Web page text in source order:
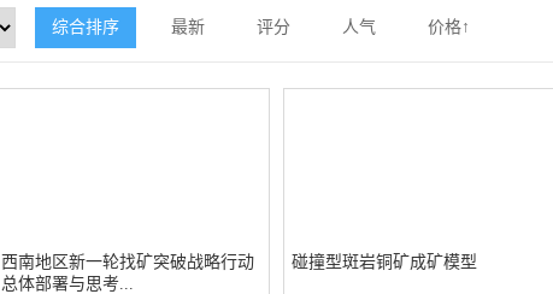
综合排序 最新 评分 人气 价格↑
西南地区新一轮找矿突破战略行动
总体部署与思考...
碰撞型斑岩铜矿成矿模型